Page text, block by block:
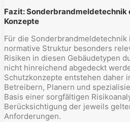
Fazit:
Konzepte
Für die
normative Struktur besonders
Risiken in diesen Gebäudetypen
nicht hinreichend abgedeckt
Schutzkonzepte entstehen daher
Betreibern, Planern und
Basis einer sorgfältigen
Berücksichtigung der jeweils
Anforderungen.